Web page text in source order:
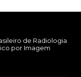
de Radiologia
por Imagem